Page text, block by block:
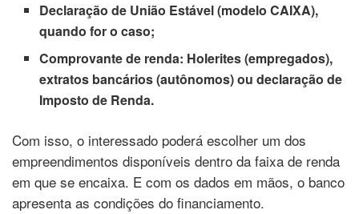
Declaração de União Estável (modelo CAIXA),
quando for o caso;
Comprovante de renda: Holerites (empregados),
extratos bancários (autônomos) ou declaração de
Imposto de Renda.
Com isso, o interessado poderá escolher um dos
empreendimentos disponíveis dentro da faixa de renda
em que se encaixa. E com os dados em mãos, o banco
apresenta as condições do financiamento.